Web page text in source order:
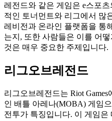
레전드와 같은 게임은 e스포
적인 토너먼트와 리그에서 많
레비전과 온라인 플랫폼을 통
는지, 또한 사람들은 이를 어
것은 매우 중요한 주제입니다.
리그오브레전드
리그오브레전드는 Riot
인 배틀 아레나(MOBA) 게임
전투가 특징입니다. 이 게임